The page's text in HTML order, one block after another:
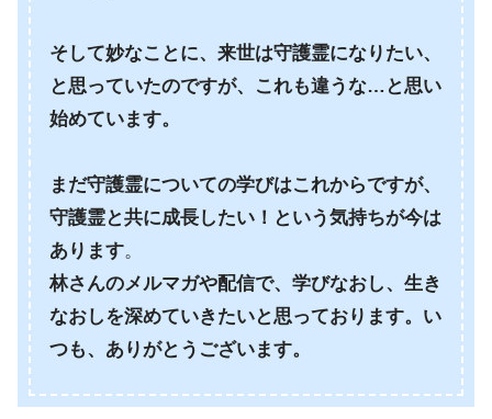
そして妙なことに、来世は守護霊になりたい、
と思っていたのですが、これも違うな…と思い
始めています。
まだ守護霊についての学びはこれからですが、
守護霊と共に成長したい！という気持ちが今は
あります。
林さんのメルマガや配信で、学びなおし、生き
なおしを深めていきたいと思っております。い
つも、ありがとうございます。